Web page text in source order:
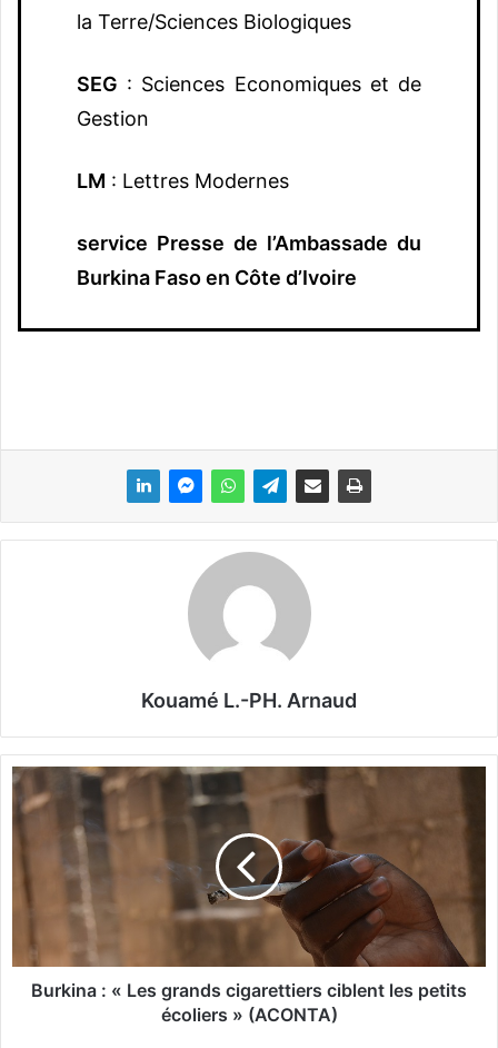
la Terre/Sciences Biologiques
SEG : Sciences Economiques et de
Gestion
LM : Lettres Modernes
service Presse de l’Ambassade du
Burkina Faso en Côte d’Ivoire
Kouamé L.-PH. Arnaud
B
«
Burkina : « Les grands cigarettiers ciblent les petits
écoliers » (ACONTA)